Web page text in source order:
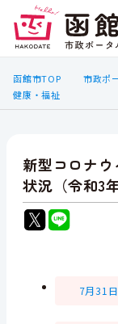
函館市TOP 市政ポ
健康・福祉
新型コロナ
状況（令和3
7月31